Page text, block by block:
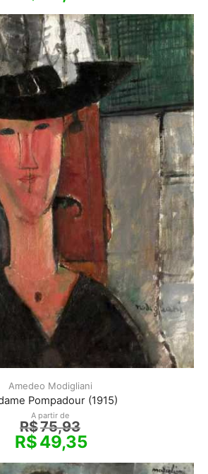
Amedeo Modigliani
Pompadour (1915)
A partir de
R$75,93
R$49,35